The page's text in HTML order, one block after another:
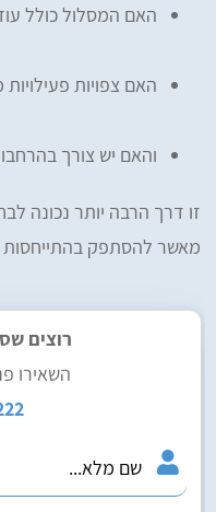
האם המסלול כולל
האם צפויות פעילויות
והאם יש צורך
זו דרך הרבה יותר נכונה
מאשר להסתפק בהתייחסות
רוצים
השאירו